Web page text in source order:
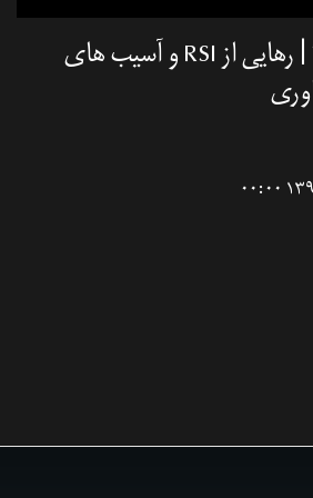
بیستک | برنامه ۷۲ | رهایی از RSI و آسیب های